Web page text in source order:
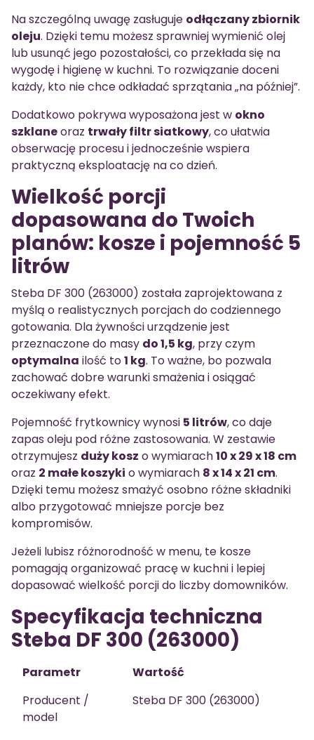
Na szczególną uwagę zasługuje odłączany zbiornik
oleju. Dzięki temu możesz sprawniej wymienić olej
lub usunąć jego pozostałości, co przekłada się na
wygodę i higienę w kuchni. To rozwiązanie doceni
każdy, kto nie chce odkładać sprzątania „na później”.
Dodatkowo pokrywa wyposażona jest w okno
szklaneoraz trwały filtr siatkowy, co ułatwia
obserwację procesu i jednocześnie wspiera
praktyczną eksploatację na co dzień.
Wielkość porcji
dopasowana do Twoich
planów: kosze i pojemność 5
litrów
Steba DF 300 (263000) została zaprojektowana z
myślą o realistycznych porcjach do codziennego
gotowania. Dla żywności urządzenie jest
przeznaczone do masy do 1,5 kg, przy czym
optymalna ilość to1 kg. To ważne, bo pozwala
zachować dobre warunki smażenia i osiągać
oczekiwany efekt.
Pojemność frytkownicy wynosi 5 litrów, co daje
zapas oleju pod różne zastosowania. W zestawie
otrzymujesz duży kosz o wymiarach10 x 29 x 18 cm
oraz 2 małe koszyki o wymiarach 8 x 14 x 21 cm.
Dzięki temu możesz smażyć osobno różne składniki
albo przygotować mniejsze porcje bez
kompromisów.
Jeżeli lubisz różnorodność w menu, te kosze
pomagają organizować pracę w kuchni i lepiej
dopasować wielkość porcji do liczby domowników.
Specyfikacja techniczna
Steba DF 300 (263000)
Parametr
Wartość
Producent /
model
Steba DF 300 (263000)